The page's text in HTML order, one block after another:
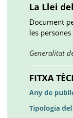
La Llei
Document
les
Generalitat
FITXA
Any de
Tipologia